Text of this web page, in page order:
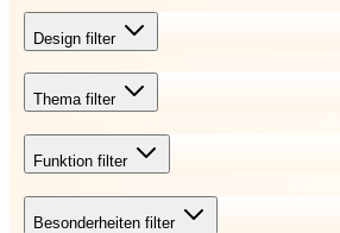
Design filter
Thema filter
Funktion filter
Besonderheiten filter